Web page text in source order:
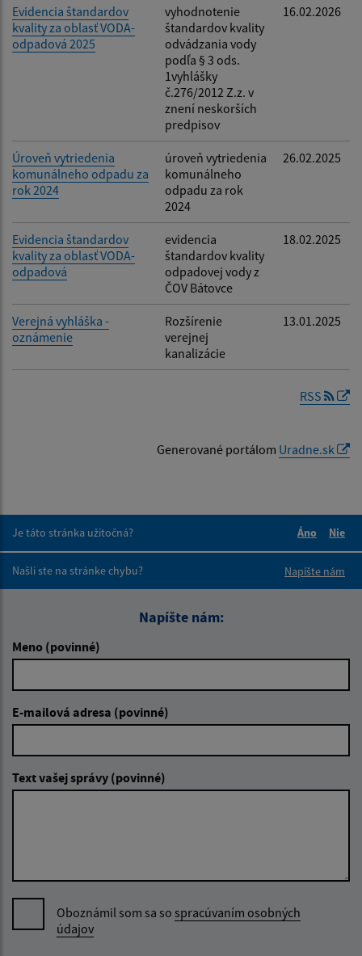
Evidencia štandardov
kvality za oblasť VODA-
odpadová 2025
vyhodnotenie
štandardov kvality
odvádzania vody
podľa § 3 ods.
1vyhlášky
č.276/2012 Z.z. v
znení neskorších
predpisov
16.02.2026
Úroveň vytriedenia
komunálneho odpadu za
rok 2024
úroveň vytriedenia
komunálneho
odpadu za rok
2024
26.02.2025
Evidencia štandardov
kvality za oblasť VODA-
odpadová
evidencia
štandardov kvality
odpadovej vody z
ČOV Bátovce
18.02.2025
Verejná vyhláška -
oznámenie
Rozšírenie
verejnej
kanalizácie
13.01.2025
RSS
Generované portálom Uradne.sk
Je táto stránka užitočná?
Áno
Nie
Našli ste na stránke chybu?
Napíšte nám
Napíšte nám:
Meno (povinné)
E-mailová adresa (povinné)
Text vašej správy (povinné)
Oboznámil som sa so spracúvaním osobných
údajov